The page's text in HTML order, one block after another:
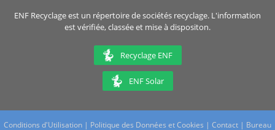
ENF Recyclage est un répertoire de sociétés recyclage. L'information
est vérifiée, classée et mise à dispositon.
Recyclage ENF
ENF Solar
Conditions d'Utilisation | Politique des Données et Cookies | Contact | Bureau